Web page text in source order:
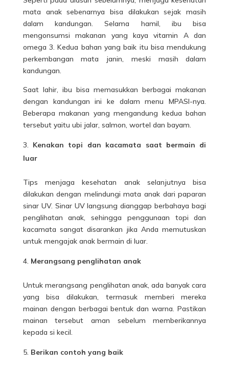
mata anaksebenarnya bisa dilakukan sejak masih
dalam kandungan. Selama hamil, ibu bisa
mengonsumsi makanan yang kaya vitamin A dan
omega 3. Kedua bahan yang baik itu bisa mendukung
perkembangan mata janin, meski masih dalam
kandungan.
Saat lahir, ibu bisa memasukkan berbagai makanan
dengan kandungan ini ke dalam menu MPASI-nya.
Beberapa makanan yang mengandung kedua bahan
tersebut yaitu ubi jalar, salmon, wortel dan bayam.
Kenakan topi dan kacamata saat bermain di
luar
Tips menjaga kesehatan anak selanjutnya bisa
dilakukan dengan melindungi mata anak dari paparan
sinar UV. Sinar UV langsung dianggap berbahaya bagi
penglihatan anak, sehingga penggunaan topi dan
kacamata sangat disarankan jika Anda memutuskan
untuk mengajak anak bermain di luar.
Merangsang penglihatan anak
Untuk merangsang penglihatan anak, ada banyak cara
yang bisa dilakukan, termasuk memberi mereka
mainan dengan berbagai bentuk dan warna. Pastikan
mainan tersebut aman sebelum memberikannya
kepada si kecil.
Berikan contoh yang baik